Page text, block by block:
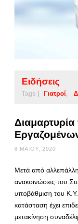
Ειδήσεις
Tags | Γιατροί
8 ΜΑΪ́ΟΥ, 2020
Μετά από
ανακοινώσεις του
υποβάθμιση του
κατάσταση έχει
μετακίνηση